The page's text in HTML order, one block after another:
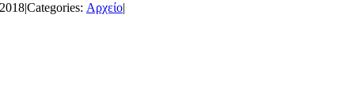
|Categories: Αρχείο|